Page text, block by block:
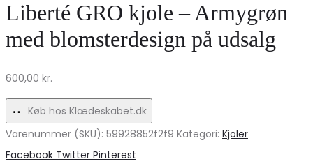
Liberté GRO kjole – Armygrøn
med blomsterdesign på udsalg
600,00 kr.
Køb hos Klædeskabet.dk
Varenummer (SKU): 59928852f2f9 Kategori: Kjoler
Share
Facebook Twitter Pinterest